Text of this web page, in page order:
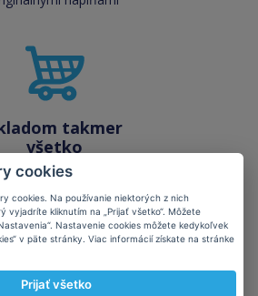
takmer
všetko
50 000 skladových
pre okamžitý odber
cookies
cookies. Na používanie niektorých z nich
vyjadríte kliknutím na „Prijať všetko“. Môžete
Nastavenie cookies môžete kedykoľvek
v päte stránky. Viac informácií získate na stránke
Prijať všetko